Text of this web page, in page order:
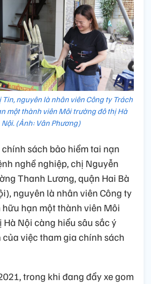
Tin, nguyên là nhân viên Công ty Trách
một thành viên Môi trường đô thị Hà
Nội. (Ảnh: Vân Phương)
sách bảo hiểm tai nạn
nghề nghiệp, chị Nguyễn
Thanh Lương, quận Hai Bà
nguyên là nhân viên Công ty
hạn một thành viên Môi
Nội càng hiểu sâu sắc ý
việc tham gia chính sách
trong khi đang đẩy xe gom